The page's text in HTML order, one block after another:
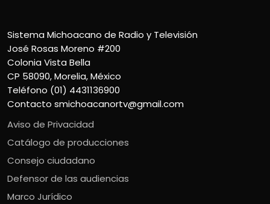
Sistema Michoacano de Radio y Televisión
José Rosas Moreno #200
Colonia Vista Bella
CP 58090, Morelia, México
Teléfono (01) 4431136900
Contacto smichoacanortv@gmail.com
Aviso de Privacidad
Catálogo de producciones
Consejo ciudadano
Defensor de las audiencias
Marco Jurídico